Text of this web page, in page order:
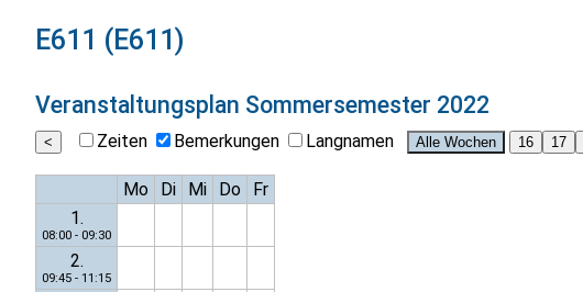
E611 (E611)
Veranstaltungsplan Sommersemester 2022
Zeiten Bemerkungen Langnamen
Mo Di Mi Do
Fr
1.
08:00 - 09:30
2.
09:45 - 11:15